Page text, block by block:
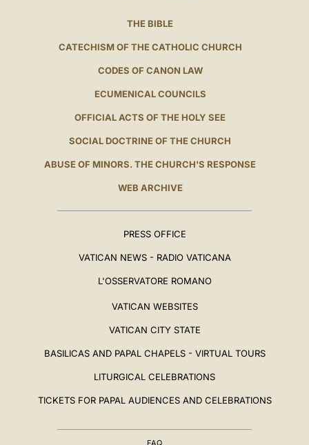
THE BIBLE
CATECHISM OF THE CATHOLIC CHURCH
CODES OF CANON LAW
ECUMENICAL COUNCILS
OFFICIAL ACTS OF THE HOLY SEE
SOCIAL DOCTRINE OF THE CHURCH
ABUSE OF MINORS. THE CHURCH'S RESPONSE
WEB ARCHIVE
PRESS OFFICE
VATICAN NEWS - RADIO VATICANA
L'OSSERVATORE ROMANO
VATICAN WEBSITES
VATICAN CITY STATE
BASILICAS AND PAPAL CHAPELS - VIRTUAL TOURS
LITURGICAL CELEBRATIONS
TICKETS FOR PAPAL AUDIENCES AND CELEBRATIONS